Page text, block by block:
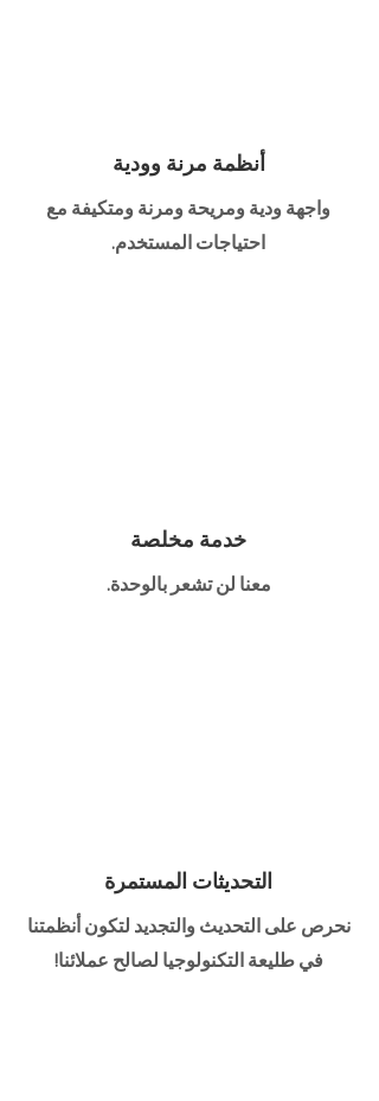
أنظمة مرنة وودية
واجهة ودية ومريحة ومرنة ومتكيفة مع
احتياجات المستخدم.
خدمة مخلصة
معنا لن تشعر بالوحدة.
التحديثات المستمرة
نحرص على التحديث والتجديد لتكون أنظمتنا
في طليعة التكنولوجيا لصالح عملائنا!